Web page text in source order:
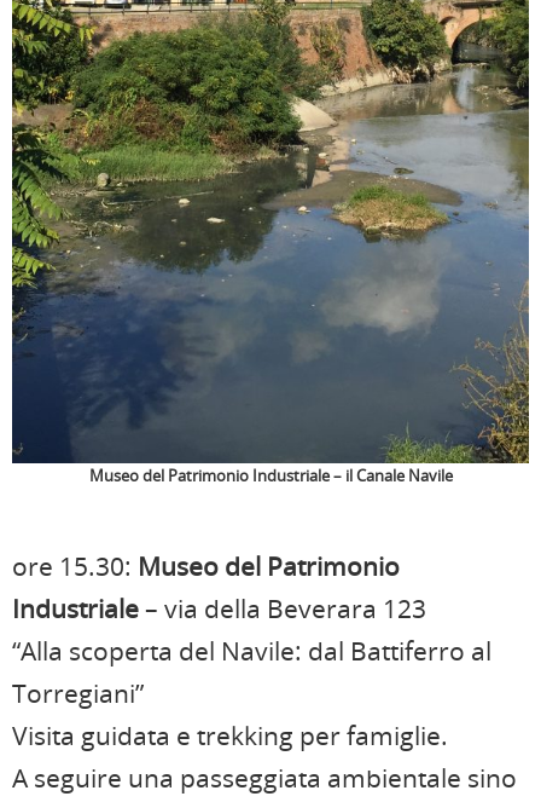
Museo del Patrimonio Industriale – il Canale Navile
ore 15.30: Museo del Patrimonio
Industriale– via della Beverara 123
“Alla scoperta del Navile: dal Battiferro al
Torregiani”
Visita guidata e trekking per famiglie.
A seguire una passeggiata ambientale sino